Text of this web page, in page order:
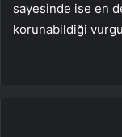
sayesinde ise en
korunabildiği